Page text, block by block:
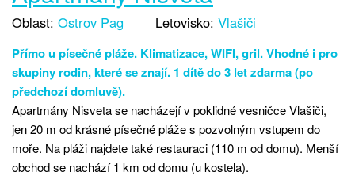
Oblast: Ostrov Pag Letovisko: Vlašiči
Přímo u písečné pláže. Klimatizace, WIFI, gril. Vhodné i pro
skupiny rodin, které se znají. 1 dítě do 3 let zdarma (po
předchozí domluvě).
Apartmány Nisveta se nacházejí v poklidné vesničce Vlašiči,
jen 20 m od krásné písečné pláže s pozvolným vstupem do
moře. Na pláži najdete také restauraci (110 m od domu). Menší
obchod se nachází 1 km od domu (u kostela).